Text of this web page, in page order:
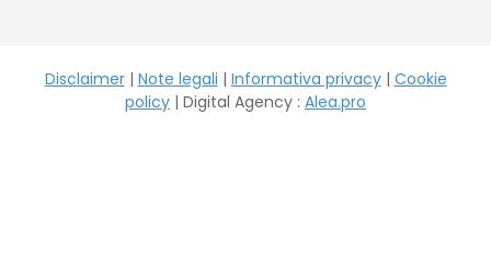
Disclaimer| Note legali | Informativa privacy| Cookie
policy | Digital Agency : Alea.pro